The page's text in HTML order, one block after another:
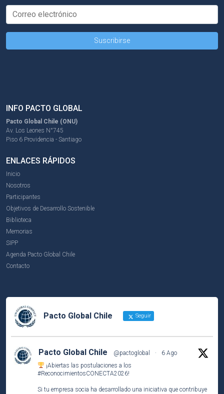
INFO PACTO GLOBAL
Pacto Global Chile (ONU)
Av. Los Leones N°745
Piso 6 Providencia - Santiago
ENLACES RÁPIDOS
Inicio
Nosotros
Participantes
Objetivos de Desarrollo Sostenible
Biblioteca
Memorias
SIPP
Agenda Pacto Global Chile
Contacto
Pacto Global Chile Seguir
Pacto Global Chile @pactoglobal ·
6 Ago
¡Abiertas las postulaciones a los
#ReconocimientosCONECTA2026!
Si tu empresa socia ha desarrollado una iniciativa que contribuye